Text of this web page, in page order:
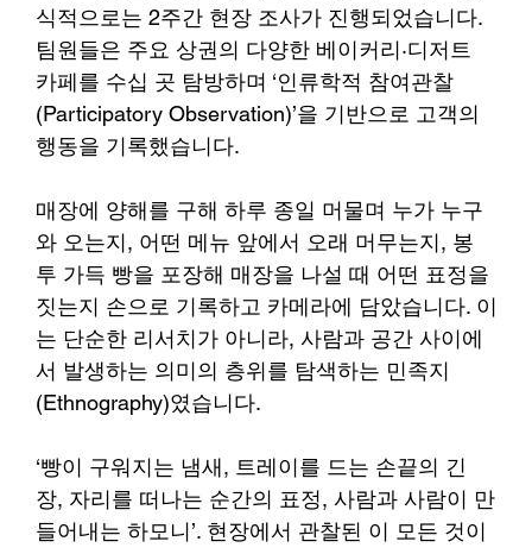
식적으로는 2주간 현장 조사가 진행되었습니다.
팀원들은 주요 상권의 다양한 베이커리·디저트
카페를 수십 곳 탐방하며 ‘인류학적 참여관찰
(Participatory Observation)’을 기반으로 고객의
행동을 기록했습니다.
매장에 양해를 구해 하루 종일 머물며 누가 누구
와 오는지, 어떤 메뉴 앞에서 오래 머무는지, 봉
투 가득 빵을 포장해 매장을 나설 때 어떤 표정을
짓는지 손으로 기록하고 카메라에 담았습니다. 이
는 단순한 리서치가 아니라, 사람과 공간 사이에
서 발생하는 의미의 층위를 탐색하는 민족지
(Ethnography)였습니다.
‘빵이 구워지는 냄새, 트레이를 드는 손끝의 긴
장, 자리를 떠나는 순간의 표정, 사람과 사람이 만
들어내는 하모니’. 현장에서 관찰된 이 모든 것이